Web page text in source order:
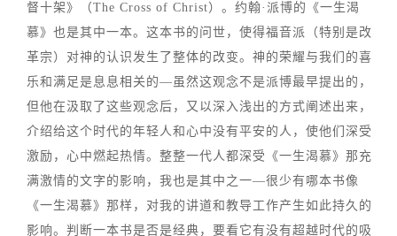
督十架》（The Cross of Christ）。约翰·派博的《一生渴
慕》也是其中一本。这本书的问世，使得福音派（特别是改
革宗）对神的认识发生了整体的改变。神的荣耀与我们的喜
乐和满足是息息相关的—虽然这观念不是派博最早提出的，
但他在汲取了这些观念后，又以深入浅出的方式阐述出来，
介绍给这个时代的年轻人和心中没有平安的人，使他们深受
激励，心中燃起热情。整整一代人都深受《一生渴慕》那充
满激情的文字的影响，我也是其中之一—很少有哪本书像
《一生渴慕》那样，对我的讲道和教导工作产生如此持久的
影响。判断一本书是否是经典，要看它有没有超越时代的吸